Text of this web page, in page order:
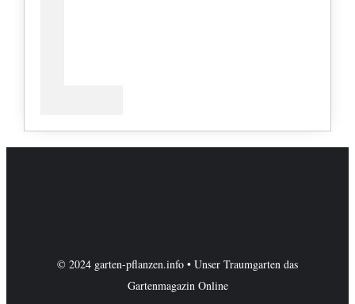
© 2024 garten-pflanzen.info • Unser Traumgarten das
Gartenmagazin Online